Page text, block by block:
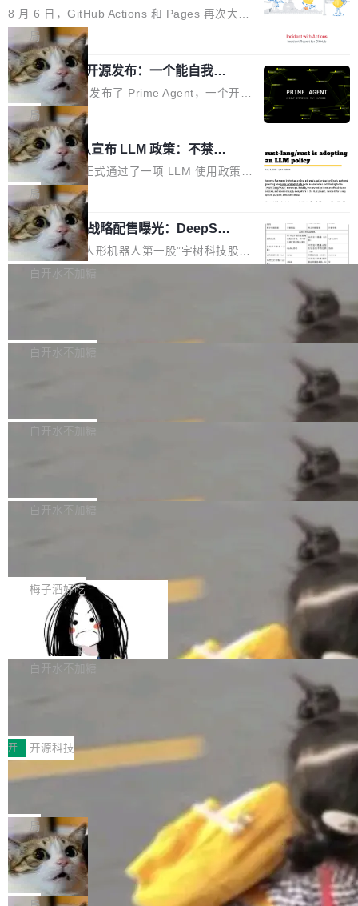
026 的读者：「看了篇 ...
认为最重要的一个——复杂度恰到好处，刚好能
驱动你去学 CuTe，但还没被那些"邪恶的" Hopp
er++ 优化所淹没，足够容易修改和适配。 更关
键的是 FA2 的持久性...
型智能设备的开发、连接与互联提供关键支撑，
也为产业链企业探索产品创新与商业增长打开新
的空间。 8月14日，开源鸿蒙智能硬件开发者日
（OHDD：OpenHarmony Hardware Develope
r Day）将在杭州启航。活动面向智能硬件产业
链企业和开发者，邀请行业专家与资深技术顾
问，围绕开源鸿蒙技术能力、设备适配、芯片适
配、功耗与稳定性调优、兼容性测评及统一互联
等内容展开系统讲解和实战交流，帮助企业进一
步了解开源鸿蒙在智能...
8 月 6 日，GitHub Actions 和 Pages 再次大规
模服务降级，Actions 完全不可用超过 5 小时，
webhook 停发，连自托管 runner 也因调度层故
障无法工作。Pages、Copilot code review、C
opilot coding agent 全部受影响。从检测到完全
恢复，大约 12 小时。 这是 2026 年 8 月的第六
起事故，其中四起与 AI/Copilot 服务相关。 Git
Hub 员工 kdaigle 在 HN 讨论中贴出了一组数
据：2025 年全年 10 亿次 commit。现在，每周
2.75 亿次，全年预计 140 亿次。GitHub...
局
Prime Agent 开源发布：一个能自我改
进的编程 Agent，ARC-AGI 3 超越人类
专家基线
Prime Intellect 发布了 Prime Agent，一个开源
的编程 Agent Harness，核心设计围绕两个抽
象：Recursive Language Model（RLM）和 C
ontinual Harness。在 ARC-AGI 3 基准测试
上，Prime Agent + Opus 5 的组合达到了 95.
5% RHAE Best@1，超过了 ARC 报告的人类专
家基线 95.4%。 不是又一个 coding agent 包装
器 Prime Agent 的架构和市面上大多数 coding
agent 有本质区别。大多数 agent harness 的设
计是基于早期模型的能力—...
局
Rust 项目团队宣布 LLM 政策：不禁
止，但你要承认哪些代码不是你写的
Rust 语言项目正式通过了一项 LLM 使用政策，
覆盖 rust-lang/rust 单一仓库的代码贡献。这不
是项目级别的官方立场，目前由五个团队采纳，
但它可能是主流开源项目中关于 AI 辅助贡献最
细致的一份规则。 政策的核心只有一句话：LLM
可以用来分析、提炼、审阅、建议，但不能用来
不得生成涉及安全性的关键变更，除非作者本身
局
宇树科技 IPO 战略配售曝光：DeepSe
ek 获配 93.3 万股，锁定 36 个月
8月6日晚间，“人形机器人第一股”宇树科技股份
有限公司披露IPO发行价格及战略配售结果，杭
36个月。 公告显示，本次宇树科技战略配售对
员工参与设立的专项资产管理计划。其中，Dee
获配9...
白开水不加糖
Bug fixes and enhancements 修复多次传递同
一个回归问题，该问题导致拉取镜像时会拒绝包
题，该问题可能导致在旧版 Linux 内核...
白开水不加糖
e 孵化器项目管理委员会（IPMC）投票中获得
P）！这一里程碑不仅标志着 Fluss 迈入新的发
白开水不加糖
长期停止内容更新，未能实现其作为“AI版维基百
提交的编辑请求也长期处于待处理状态。 Groki
pedia 于去年底上线，定位为由人工智能生成内
容的百科平台，被马斯克视为传统众包百科网站
维基百科的替代方案。Lawfare 调查发现，无论
热门页面还是低关注度页面，均未出现近期更
白开水不加糖
是这样的：配 MessageSource 的 Bean、写 R
eloadableResourceBundleMessageSource、
声明 LocaleResolver、注册 LocaleChangeInt
erceptor…五六步之后才能看到第一行翻译文
本。 Solon 换了个方式。整个 i18n 模块围绕三
梅子酒好吃
Apache Doris 4.1 全面增强 Iceberg：
支持 UPDATE、MERGE INTO 与 Iceb
erg V3
Apache Doris 4.1 要补齐的，正是缺失的那一
半。在已有查询能力的基础上，Doris 进一步支
常维护操作，并完整支持 Iceberg V3 格式。
白开水不加糖
村国家自主创新示范区会议中心开幕。本届大会
由中关村智联软件服务业质量创新联盟主办，以
“智构可信·质创未来——AI原生时代的质量新范
式”为主题，直面AI从实验室走向规模化产业落地
的核心质量命题。会上，《2026智能研发生产力
工具选型手册》发布，Testin云测的Testin XAge
nt智能测试系统入选AI测试领域代表产品。对CI
O而言，这提示了一个转变：AI测试正在从效率
工具升级为企业的质量基础设施。 CIO面对的新
开 开源科技
让非法状态不可表示：一篇关于 ADT
有一种东西，一旦用过就回不去了。Alex Fedos
eev 管它叫"软件设计的基石"。 他说的东西不新
鲜——代数数据类型（ADT），尤其是和类型
（sum type）。但他说清楚了一件事：这不是类
型系统的学术体操，是日常编码的思维方式。 文
章从一个简单的例子切入。一个网站的深色主题
局
Cloudflare 开源内部企业 AI 平台 Clou
dflare OS
Cloudflare 发布了一个开源项目 Cloudflare O
S。如果你只看官方博客，你会觉得这是又一